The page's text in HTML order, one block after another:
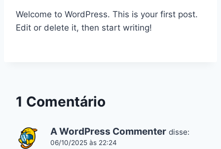
Welcome to WordPress. This is your first post.
Edit or delete it, then start writing!
1 Comentário
A WordPress Commenter disse:
06/10/2025 às 22:24